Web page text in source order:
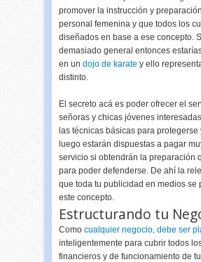
promover la instrucción y
personal femenina y que todos los
diseñados en base a ese concepto.
demasiado general entonces
en undojo de karate y ello
distinto.
El secreto acá es poder ofrecer el
señoras y chicas jóvenes
las técnicas básicas para protegerse
luego estarán dispuestas a pagar
servicio si obtendrán la preparación
para poder defenderse. De ahí la
que toda tu publicidad en medios se
este concepto.
Estructurando tu
Comocualquier negocio, debe ser
inteligentemente para cubrir todos
financieros y de funcionamiento de